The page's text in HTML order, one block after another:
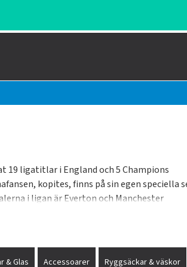
19 ligatitlar i England och 5 Champions
kopites, finns på sin egen speciella
i ligan är Everton och Manchester
& Glas Accessoarer Ryggsäckar & väskor